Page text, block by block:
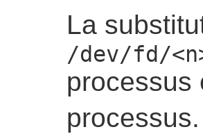
La
/dev/fd/
processus
processus.